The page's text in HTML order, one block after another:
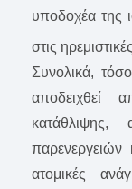
υποδοχέα της
στις
Συνολικά,
αποδειχθεί
κατάθλιψης,
παρενεργειών
ατομικές